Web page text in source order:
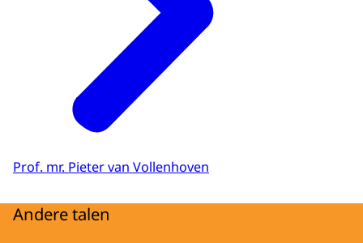
Prof. mr. Pieter van Vollenhoven
Andere talen